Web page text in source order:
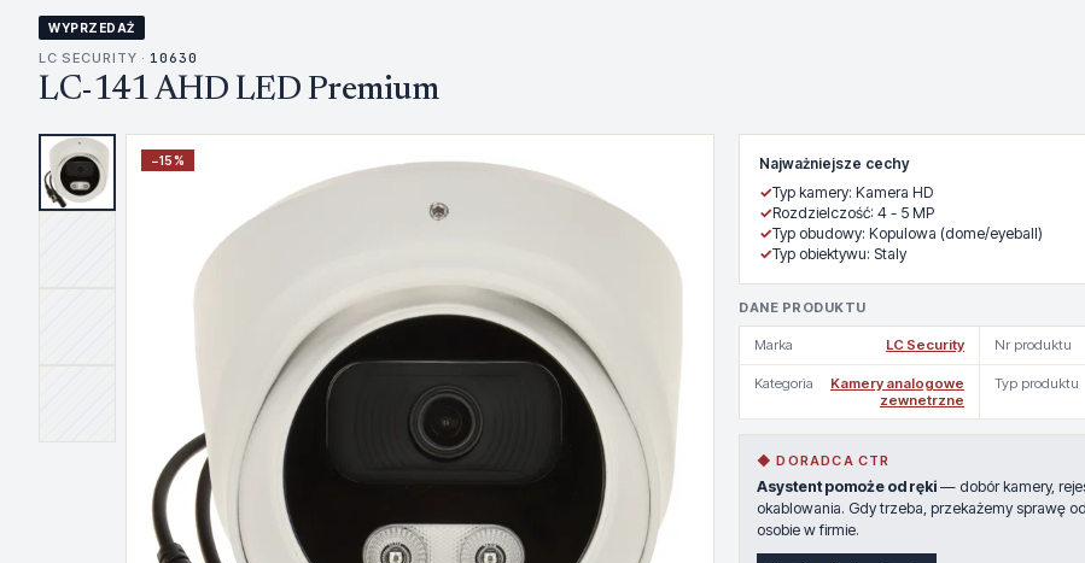
WYPRZEDAŻ
LC SECURITY · 10630
LC-141 AHD LED Premium
−15%
Najważniejsze cechy
✓Typ kamery: Kamera HD
✓Rozdzielczość: 4 - 5 MP
✓Typ obudowy: Kopulowa (dome/eyeball)
✓Typ obiektywu: Staly
DANE PRODUKTU
Marka LC Security Nr produktu
Kategoria
Kamery analogowe
zewnetrzne
Typ produktu
◆ DORADCA CTR
Asystent pomoże od ręki — dobór kamery,
okablowania. Gdy trzeba, przekażemy sprawę
osobie w firmie.